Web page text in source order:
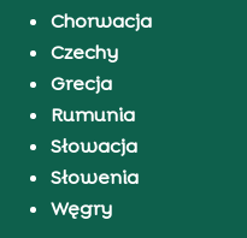
Chorwacja
Czechy
Grecja
Rumunia
Słowacja
Słowenia
Węgry